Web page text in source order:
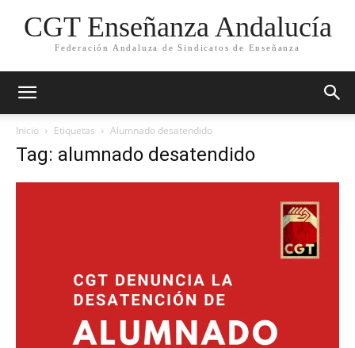
CGT Enseñanza Andalucía
Federación Andaluza de Sindicatos de Enseñanza
Inicio Etiquetas Alumnado desatendido
Tag: alumnado desatendido